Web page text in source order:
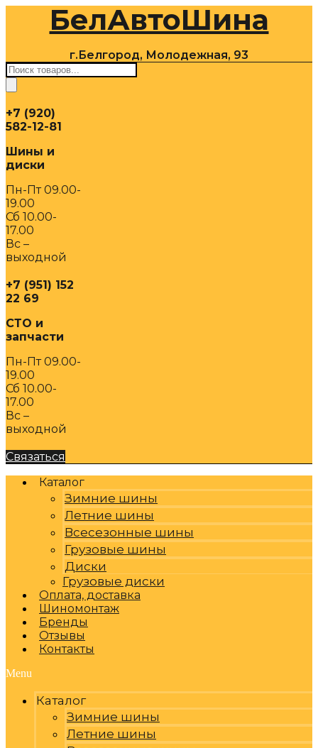
содержимомуБелАвтоШина
г.Белгород, Молодежная, 93
Поиск
товаров
+7 (920)
582-12-81
Шины и
диски
Пн-Пт 09.00-
19.00
Сб 10.00-
17.00
Вс –
выходной
+7 (951) 152
22 69
СТО и
запчасти
Пн-Пт 09.00-
19.00
Сб 10.00-
17.00
Вс –
выходной
Связаться
Каталог
Зимние шины
Летние шины
Всесезонные шины
Грузовые шины
Диски
Грузовые диски
Оплата, доставка
Шиномонтаж
Бренды
Отзывы
Контакты
Menu
Каталог
Зимние шины
Летние шины